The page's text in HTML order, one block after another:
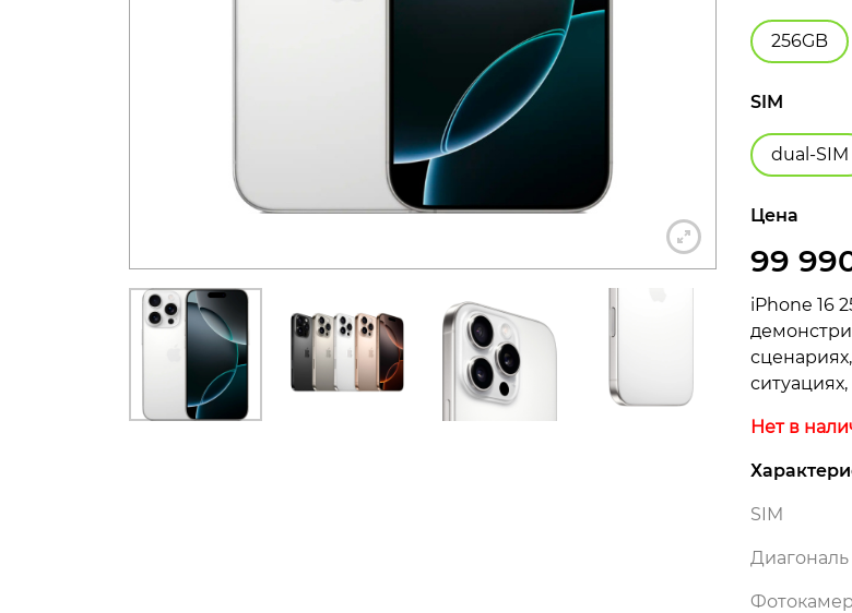
256GB
SIM
dual-SIM
Цена
99
iPhone 16
Нет в
SIM
+7 812 318-40-
(c 10:00 до 21:00, без выходных)